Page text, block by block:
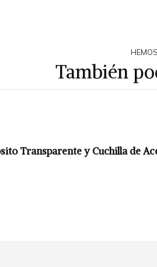
También
Transparente y Cuchilla de